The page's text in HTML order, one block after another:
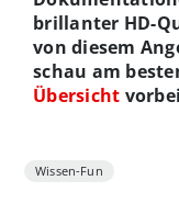
brillanter HD-
von diesem
schau am
Übersicht
Wissen-Fun